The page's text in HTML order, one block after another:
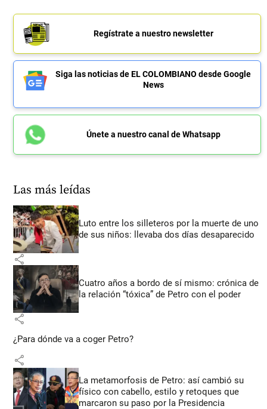
Regístrate a nuestro newsletter
Siga las noticias de EL COLOMBIANO desde Google
News
Únete a nuestro canal de Whatsapp
Las más leídas
Luto entre los silleteros por la muerte de uno
de sus niños: llevaba dos días desaparecido
share
Cuatro años a bordo de sí mismo: crónica de
la relación “tóxica” de Petro con el poder
share
¿Para dónde va a coger Petro?
share
La metamorfosis de Petro: así cambió su
físico con cabello, estilo y retoques que
marcaron su paso por la Presidencia